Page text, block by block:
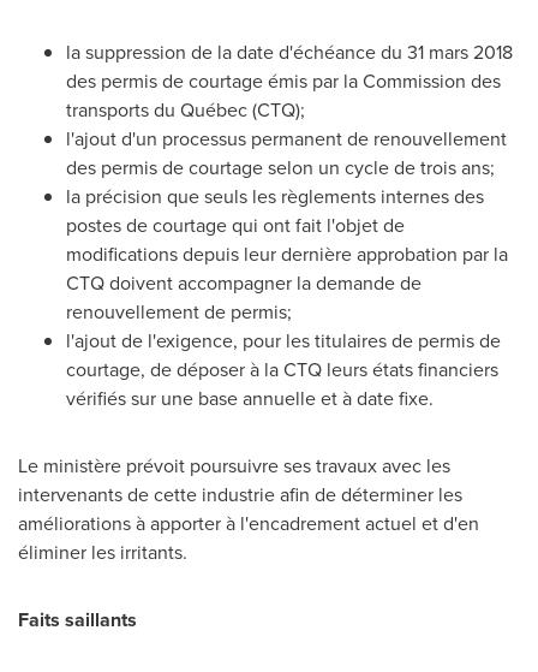
la suppression de la date d'échéance du 31 mars 2018
des permis de courtage émis par la Commission des
transports du Québec (CTQ);
l'ajout d'un processus permanent de renouvellement
des permis de courtage selon un cycle de trois ans;
la précision que seuls les règlements internes des
postes de courtage qui ont fait l'objet de
modifications depuis leur dernière approbation par la
CTQ doivent accompagner la demande de
renouvellement de permis;
l'ajout de l'exigence, pour les titulaires de permis de
courtage, de déposer à la CTQ leurs états financiers
vérifiés sur une base annuelle et à date fixe.
Le ministère prévoit poursuivre ses travaux avec les
intervenants de cette industrie afin de déterminer les
améliorations à apporter à l'encadrement actuel et d'en
éliminer les irritants.
Faits saillants